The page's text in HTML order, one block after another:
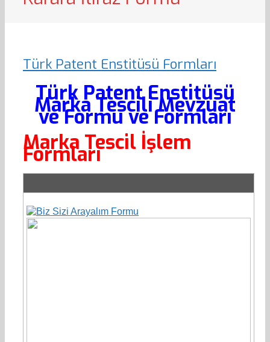
Türk Patent Enstitüsü Formları
Türk Patent Enstitüsü
Marka Tescili Mevzuat
ve Formu ve Formları
Marka Tescil İşlem
Formları